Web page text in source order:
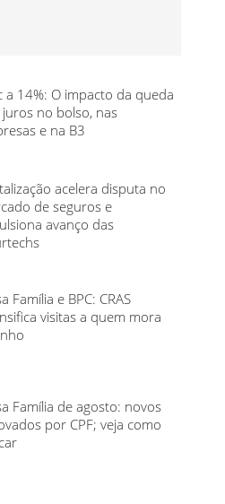
a 14%: O impacto da queda
no bolso, nas
e na B3
acelera disputa no
de seguros e
avanço das
Família e BPC: CRAS
visitas a quem mora
Família de agosto: novos
por CPF; veja como